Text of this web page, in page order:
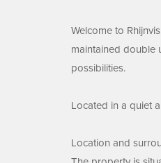
Welcome to
maintained double
possibilities.
Located in a quiet
Location and